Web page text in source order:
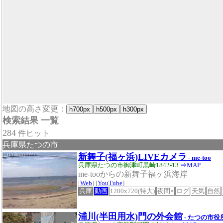
地図の高さ変更： h700px h500px h300px
検索結果 一覧
284 件ヒット
兵庫県たつの市
新舞子(福ヶ浜)LIVEカメラ - me-too
兵庫県たつの市御津町黒崎1842-13 ⇒MAP
me-tooからの新舞子福ヶ浜海岸
[Web] [YouTube]
兵庫 動画 1280x720(特大) 夜間× ログ 天気 自然
浦川(半田用水)門の外会館 - たつの市役